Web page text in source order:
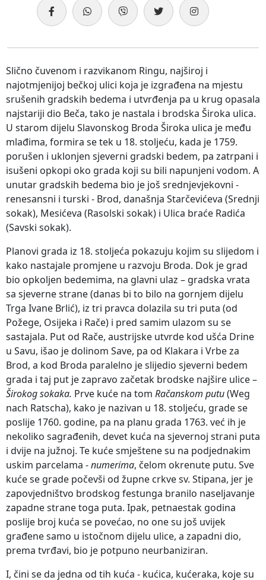
Slično čuvenom i razvikanom Ringu, najširoj i
najotmjenijoj bečkoj ulici koja je izgrađena na mjestu
srušenih gradskih bedema i utvrđenja pa u krug opasala
najstariji dio Beča, tako je nastala i brodska Široka ulica.
U starom dijelu Slavonskog Broda Široka ulica je među
mlađima, formira se tek u 18. stoljeću, kada je 1759.
porušen i uklonjen sjeverni gradski bedem, pa zatrpani i
isušeni opkopi oko grada koji su bili napunjeni vodom. A
unutar gradskih bedema bio je još srednjevjekovni -
renesansni i turski - Brod, današnja Starčevićeva (Srednji
sokak), Mesićeva (Rasolski sokak) i Ulica braće Radića
(Savski sokak).
Planovi grada iz 18. stoljeća pokazuju kojim su slijedom i
kako nastajale promjene u razvoju Broda. Dok je grad
bio opkoljen bedemima, na glavni ulaz – gradska vrata
sa sjeverne strane (danas bi to bilo na gornjem dijelu
Trga Ivane Brlić), iz tri pravca dolazila su tri puta (od
Požege, Osijeka i Rače) i pred samim ulazom su se
sastajala. Put od Rače, austrijske utvrde kod ušća Drine
u Savu, išao je dolinom Save, pa od Klakara i Vrbe za
Brod, a kod Broda paralelno je slijedio sjeverni bedem
grada i taj put je zapravo začetak brodske najšire ulice –
Širokog sokaka. Prve kuće na tom Račanskom putu(Weg
nach Ratscha), kako je nazivan u 18. stoljeću, grade se
poslije 1760. godine, pa na planu grada 1763. već ih je
nekoliko sagrađenih, devet kuća na sjevernoj strani puta
i dvije na južnoj. Te kuće smještene su na podjednakim
uskim parcelama -numerima, čelom okrenute putu. Sve
kuće se grade počevši od župne crkve sv. Stipana, jer je
zapovjedništvo brodskog festunga branilo naseljavanje
zapadne strane toga puta. Ipak, petnaestak godina
poslije broj kuća se povećao, no one su još uvijek
građene samo u istočnom dijelu ulice, a zapadni dio,
prema tvrđavi, bio je potpuno neurbaniziran.
I, čini se da jedna od tih kuća - kućica, kućeraka, koje su